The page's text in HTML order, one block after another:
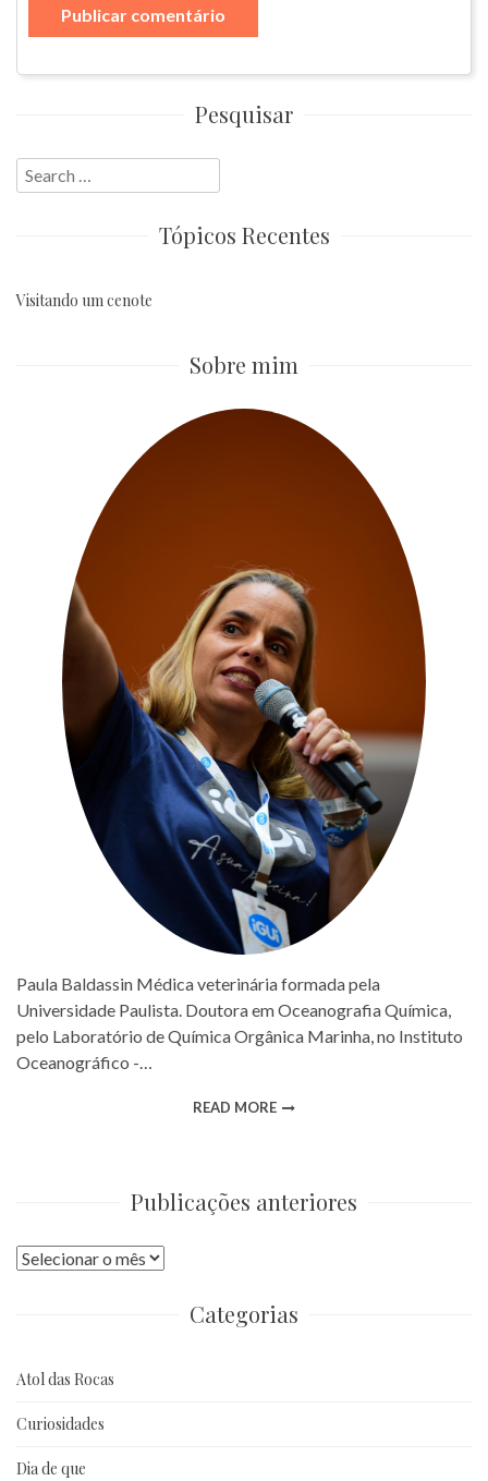
Pesquisar
Search
for:
Tópicos Recentes
Visitando um cenote
Sobre mim
Paula Baldassin Médica veterinária formada pela
Universidade Paulista. Doutora em Oceanografia Química,
pelo Laboratório de Química Orgânica Marinha, no Instituto
Oceanográfico -…
READ MORE
Publicações anteriores
Publicações
Categorias
Atol das Rocas
Curiosidades
Dia de que